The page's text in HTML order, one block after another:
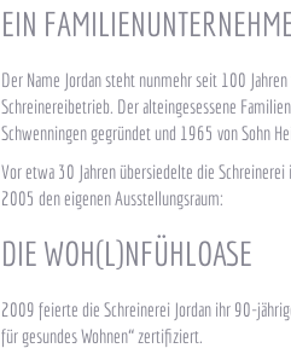
EIN
Der Name Jordan steht nunmehr seit 100
Schreinereibetrieb. Der alteingesessene
Schwenningen gegründet und 1965 von Sohn
Vor etwa 30 Jahren übersiedelte die
2005 den eigenen Ausstellungsraum:
DIE WOH(L)NFÜHLOASE
2009 feierte die Schreinerei Jordan ihr 90-
für gesundes Wohnen“ zertifiziert.